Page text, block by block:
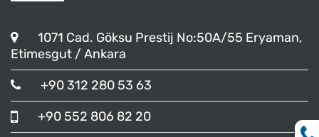
1071 Cad. Göksu Prestij No:50A/55 Eryaman,
Etimesgut / Ankara
+90 312 280 53 63
+90 552 806 82 20